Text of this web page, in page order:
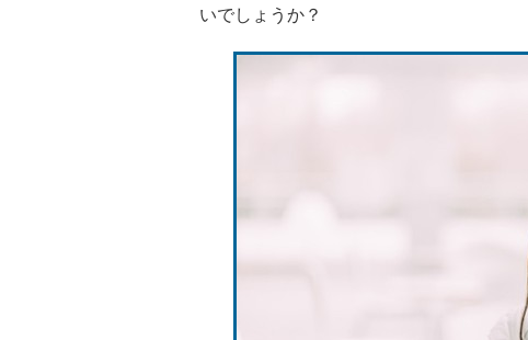
いでしょうか？